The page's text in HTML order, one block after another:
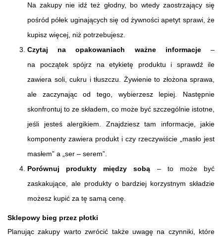
Na zakupy nie idź też głodny, bo wtedy zaostrzający się
pośród półek uginających się od żywności apetyt sprawi, że
kupisz więcej, niż potrzebujesz.
Czytaj na opakowaniach ważne informacje–
na początek spójrz na etykietę produktu i sprawdź ile
zawiera soli, cukru i tłuszczu. Żywienie to złożona sprawa,
ale zaczynając od tego, wybierzesz lepiej. Następnie
skonfrontuj to ze składem, co może być szczególnie istotne,
jeśli jesteś alergikiem. Znajdziesz tam informacje, jakie
komponenty zawiera produkt i czy rzeczywiście „masło jest
masłem” a „ser – serem”.
Porównuj produkty między sobą – to może być
zaskakujące, ale produkty o bardziej korzystnym składzie
możesz kupić za tę samą cenę.
Sklepowy bieg przez płotki
Planując zakupy warto zwrócić także uwagę na czynniki, które